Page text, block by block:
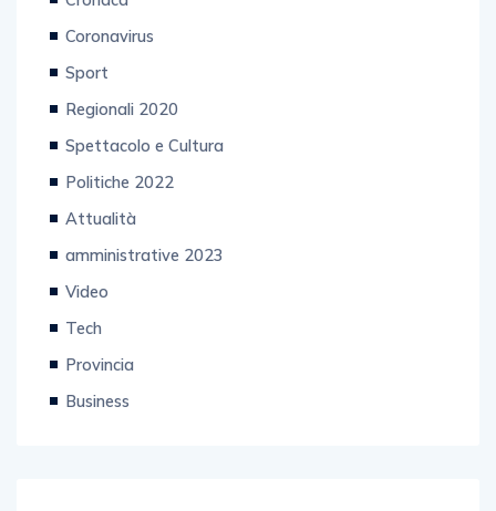
Coronavirus
Sport
Regionali 2020
Spettacolo e Cultura
Politiche 2022
Attualità
amministrative 2023
Video
Tech
Provincia
Business